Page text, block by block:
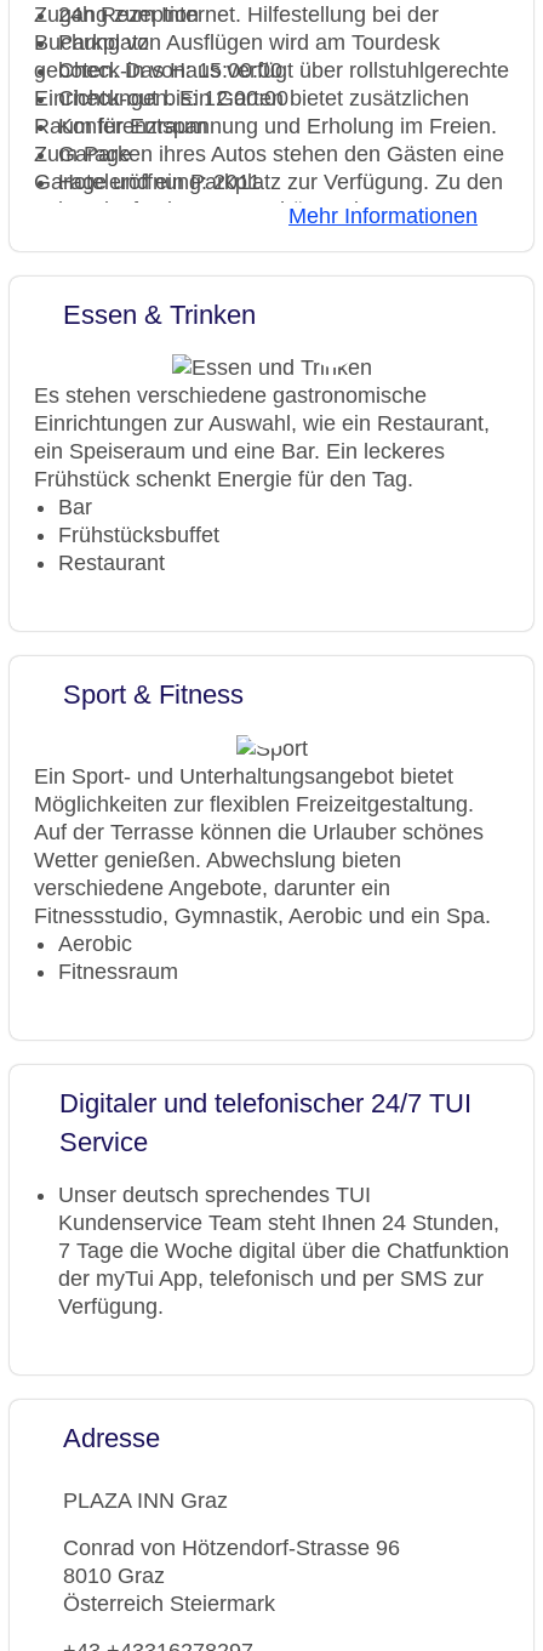
Zugang zum Internet. Hilfestellung bei der
Buchung von Ausflügen wird am Tourdesk
geboten. Das Haus verfügt über rollstuhlgerechte
Einrichtungen. Ein Garten bietet zusätzlichen
Raum für Entspannung und Erholung im Freien.
Zum Parken ihres Autos stehen den Gästen eine
Garage und ein Parkplatz zur Verfügung. Zu den
gebotenen Leistungen gehören eine
Verfügung.
24h Rezeption
Parkplatz
Check-in von: 15:00:00
Check-out bis: 12:00:00
Konferenzraum
Garage
Hoteleröffnung: 2011
Hotelsafe
Anzahl der Aufzüge: 1
Haustiere auf Anfrage: gegen Gebühr
Zimmerservice
Gesamtanzahl der Stockwerke: 6
Gesamtanzahl der Zimmer: 131
Zahlungsarten: American Express, EC
Maestro, Mastercard, Visa
Landeskategorie: 3,5 Sterne
Mehr Informationen
Essen & Trinken
Es stehen verschiedene gastronomische
Einrichtungen zur Auswahl, wie ein Restaurant,
ein Speiseraum und eine Bar. Ein leckeres
Frühstück schenkt Energie für den Tag.
Bar
Frühstücksbuffet
Restaurant
Sport & Fitness
Ein Sport- und Unterhaltungsangebot bietet
Möglichkeiten zur flexiblen Freizeitgestaltung.
Auf der Terrasse können die Urlauber schönes
Wetter genießen. Abwechslung bieten
verschiedene Angebote, darunter ein
Fitnessstudio, Gymnastik, Aerobic und ein Spa.
Aerobic
Fitnessraum
Digitaler und telefonischer 24/7 TUI
Service
Unser deutsch sprechendes TUI
Kundenservice Team steht Ihnen 24 Stunden,
7 Tage die Woche digital über die Chatfunktion
der myTui App, telefonisch und per SMS zur
Verfügung.
Adresse
PLAZA INN Graz
Conrad von Hötzendorf-Strasse 96
8010 Graz
Österreich Steiermark